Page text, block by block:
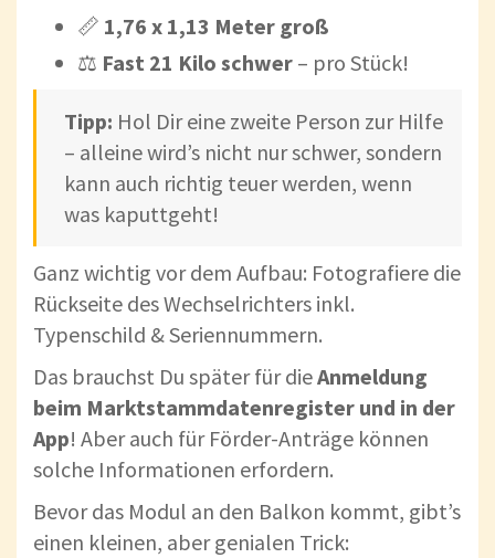
📏 1,76 x 1,13 Meter groß
⚖️ Fast 21 Kilo schwer – pro Stück!
Tipp: Hol Dir eine zweite Person zur Hilfe
– alleine wird’s nicht nur schwer, sondern
kann auch richtig teuer werden, wenn
was kaputtgeht!
Ganz wichtig vor dem Aufbau: Fotografiere die
Rückseite des Wechselrichters inkl.
Typenschild & Seriennummern.
Das brauchst Du später für dieAnmeldung
beim Marktstammdatenregister und in der
App! Aber auch für Förder-Anträge können
solche Informationen erfordern.
Bevor das Modul an den Balkon kommt, gibt’s
einen kleinen, aber genialen Trick: